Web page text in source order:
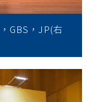
GBS，JP(右